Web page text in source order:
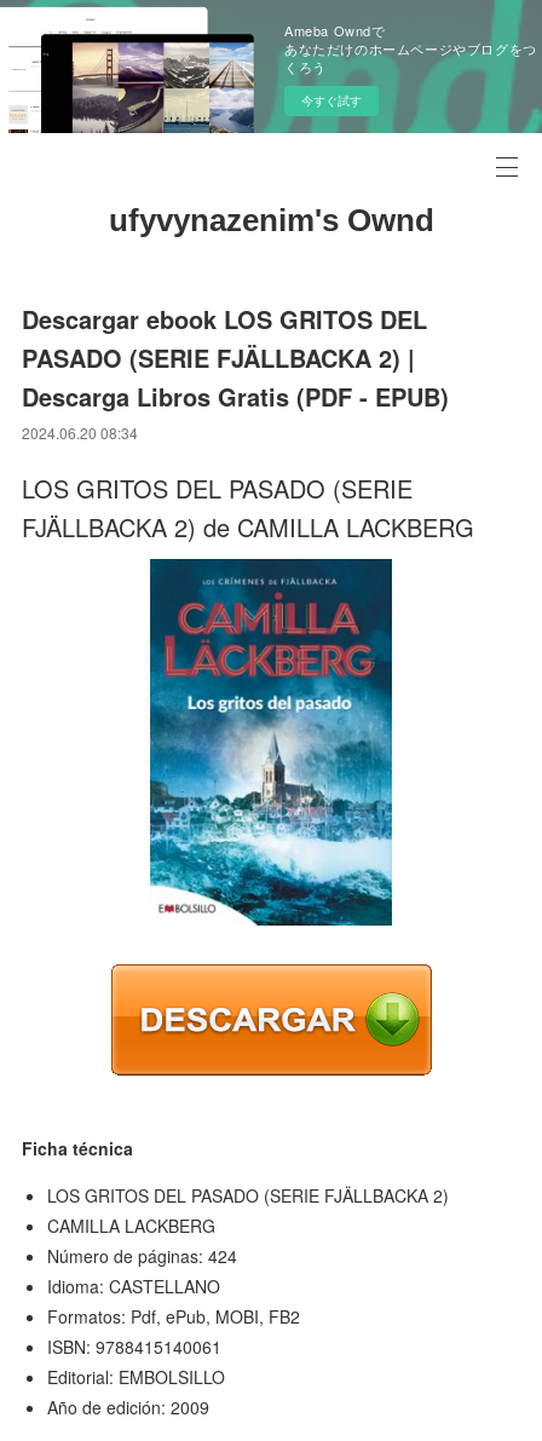
Ameba Owndで
あなただけのホームページやブログをつ
くろう
今すぐ試す
ufyvynazenim's Ownd
Descargar ebook LOS GRITOS DEL
PASADO (SERIE FJÄLLBACKA 2) |
Descarga Libros Gratis (PDF - EPUB)
2024.06.20 08:34
LOS GRITOS DEL PASADO (SERIE
FJÄLLBACKA 2) de CAMILLA LACKBERG
Ficha técnica
LOS GRITOS DEL PASADO (SERIE FJÄLLBACKA 2)
CAMILLA LACKBERG
Número de páginas: 424
Idioma: CASTELLANO
Formatos: Pdf, ePub, MOBI, FB2
ISBN: 9788415140061
Editorial: EMBOLSILLO
Año de edición: 2009